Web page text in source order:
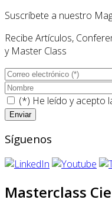
Suscríbete a nuestro
Recibe Artículos,
y Master Class
(*) He leído y acepto
Síguenos
Masterclass